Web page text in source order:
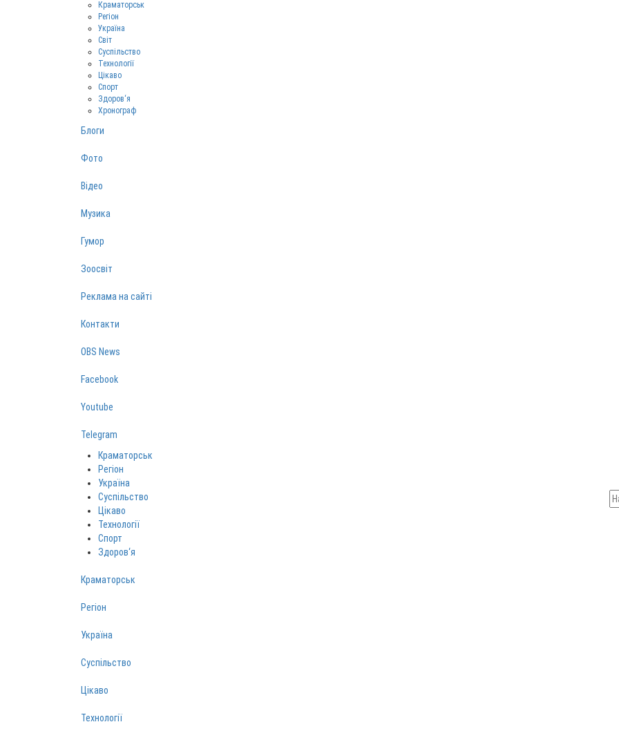
Краматорськ
Регіон
Україна
Світ
Суспільство
Технології
Цікаво
Спорт
Здоров‘я
Хронограф
Блоги
Фото
Відео
Музика
Гумор
Зоосвіт
Реклама на сайті
Контакти
OBS News
Facebook
Youtube
Telegram
Краматорськ
Регіон
Україна
Суспільство
Цікаво
Технології
Спорт
Здоров‘я
Краматорськ
Регіон
Україна
Суспільство
Цікаво
Технології